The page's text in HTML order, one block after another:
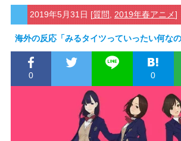
2019年5月31日 [質問, 2019年春アニメ]
海外の反応「みるタイツっていったい何なの
0 0